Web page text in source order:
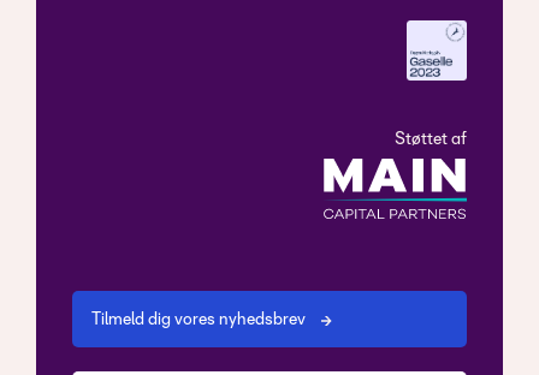
Støttet af
Tilmeld dig vores nyhedsbrev